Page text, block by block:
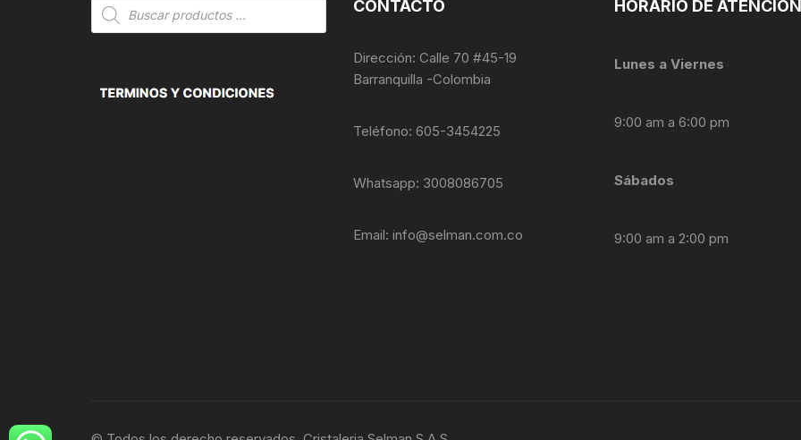
Búsqueda
de
CONTACTO
Dirección: Calle 70 #45-19
Barranquilla -Colombia
Teléfono: 605-3454225
Whatsapp: 3008086705
Email: info@selman.com.co
HORARIO DE ATENCIÓN
Lunes a Viernes
9:00 am a 6:00 pm
Sábados
9:00 am a 2:00 pm